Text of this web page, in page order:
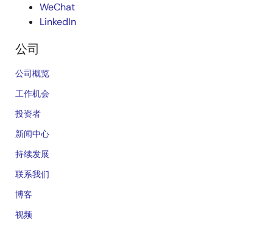
WeChat
LinkedIn
公司
公司概览
工作机会
投资者
新闻中心
持续发展
联系我们
博客
视频